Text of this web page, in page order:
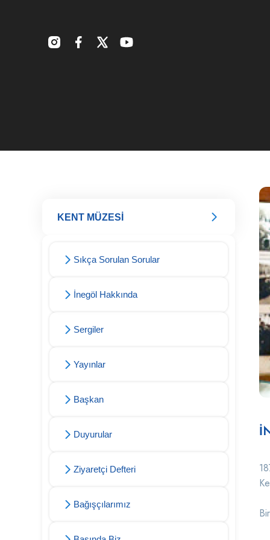
KENT MÜZESİ
Sıkça Sorulan Sorular
İnegöl Hakkında
Sergiler
Yayınlar
Başkan
Duyurular
Ziyaretçi Defteri
Bağışçılarımız